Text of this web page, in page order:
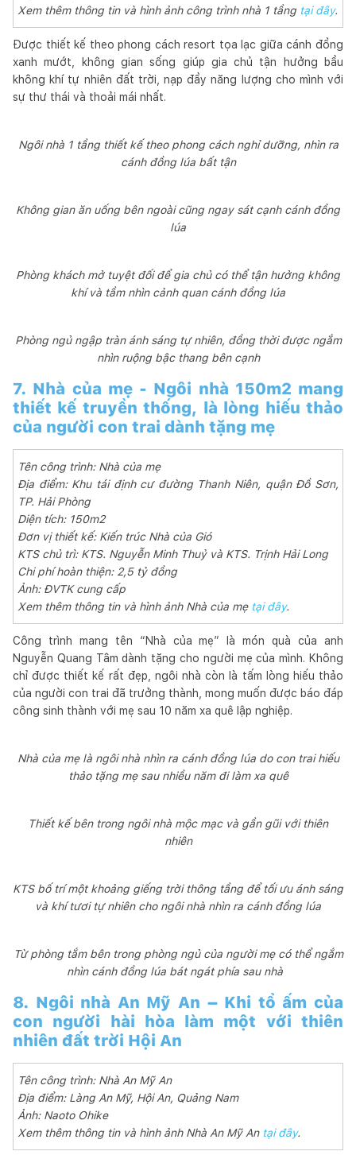
Xem thêm thông tin và hình ảnh công trình nhà 1 tầng tại đây.
Được thiết kế theo phong cách resort tọa lạc giữa cánh đồng
xanh mướt, không gian sống giúp gia chủ tận hưởng bầu
không khí tự nhiên đất trời, nạp đầy năng lượng cho mình với
sự thư thái và thoải mái nhất.
Ngôi nhà 1 tầng thiết kế theo phong cách nghỉ dưỡng, nhìn ra
cánh đồng lúa bất tận
Không gian ăn uống bên ngoài cũng ngay sát cạnh cánh đồng
lúa
Phòng khách mở tuyệt đối để gia chủ có thể tận hưởng không
khí và tầm nhìn cảnh quan cánh đồng lúa
Phòng ngủ ngập tràn ánh sáng tự nhiên, đồng thời được ngắm
nhìn ruộng bậc thang bên cạnh
7. Nhà của mẹ - Ngôi nhà 150m2 mang
thiết kế truyền thống, là lòng hiếu thảo
của người con trai dành tặng mẹ
Tên công trình: Nhà của mẹ
Địa điểm: Khu tái định cư đường Thanh Niên, quận Đồ Sơn,
TP. Hải Phòng
Diện tích: 150m2
Đơn vị thiết kế: Kiến trúc Nhà của Gió
KTS chủ trì: KTS. Nguyễn Minh Thuỷ và KTS. Trịnh Hải Long
Chi phí hoàn thiện: 2,5 tỷ đồng
Ảnh: ĐVTK cung cấp
Xem thêm thông tin và hình ảnh Nhà của mẹ tại đây.
Công trình mang tên “Nhà của mẹ” là món quà của anh
Nguyễn Quang Tâm dành tặng cho người mẹ của mình. Không
chỉ được thiết kế rất đẹp, ngôi nhà còn là tấm lòng hiếu thảo
của người con trai đã trưởng thành, mong muốn được báo đáp
công sinh thành với mẹ sau 10 năm xa quê lập nghiệp.
Nhà của mẹ là ngôi nhà nhìn ra cánh đồng lúa do con trai hiếu
thảo tặng mẹ sau nhiều năm đi làm xa quê
Thiết kế bên trong ngôi nhà mộc mạc và gần gũi với thiên
nhiên
KTS bố trí một khoảng giếng trời thông tầng để tối ưu ánh sáng
và khí tươi tự nhiên cho ngôi nhà nhìn ra cánh đồng lúa
Từ phòng tắm bên trong phòng ngủ của người mẹ có thể ngắm
nhìn cánh đồng lúa bát ngát phía sau nhà
8. Ngôi nhà An Mỹ An – Khi tổ ấm của
con người hài hòa làm một với thiên
nhiên đất trời Hội An
Tên công trình: Nhà An Mỹ An
Địa điểm: Làng An Mỹ, Hội An, Quảng Nam
Ảnh: Naoto Ohike
Xem thêm thông tin và hình ảnh Nhà An Mỹ An tại đây.